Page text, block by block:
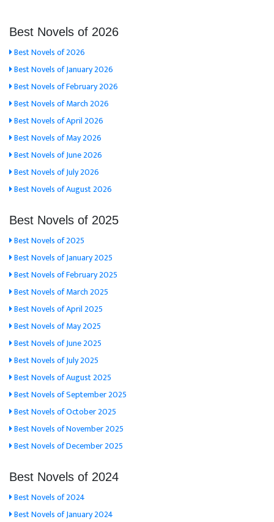
Best Novels of 2026
Best Novels of 2026
Best Novels of January 2026
Best Novels of February 2026
Best Novels of March 2026
Best Novels of April 2026
Best Novels of May 2026
Best Novels of June 2026
Best Novels of July 2026
Best Novels of August 2026
Best Novels of 2025
Best Novels of 2025
Best Novels of January 2025
Best Novels of February 2025
Best Novels of March 2025
Best Novels of April 2025
Best Novels of May 2025
Best Novels of June 2025
Best Novels of July 2025
Best Novels of August 2025
Best Novels of September 2025
Best Novels of October 2025
Best Novels of November 2025
Best Novels of December 2025
Best Novels of 2024
Best Novels of 2024
Best Novels of January 2024